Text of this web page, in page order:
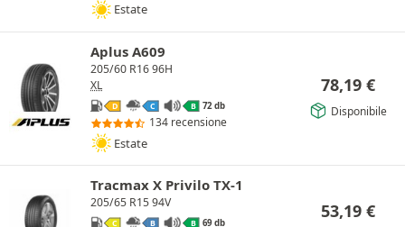
Estate
Aplus A609
205/60 R16 96H
XL
D C B 72 db
134 recensione
Estate
78,19 €
Disponibile
Tracmax X Privilo TX-1
205/65 R15 94V
C B B 69 db
53,19 €